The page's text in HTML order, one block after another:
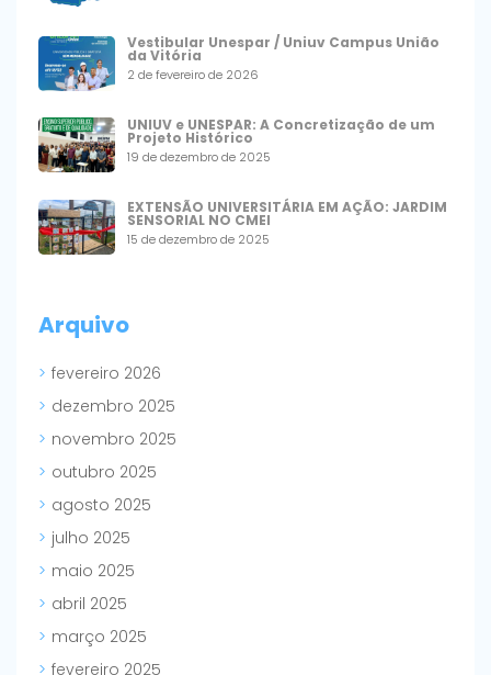
Vestibular Unespar / Uniuv Campus União
da Vitória
2 de fevereiro de 2026
UNIUV e UNESPAR: A Concretização de um
Projeto Histórico
19 de dezembro de 2025
EXTENSÃO UNIVERSITÁRIA EM AÇÃO: JARDIM
SENSORIAL NO CMEI
15 de dezembro de 2025
Arquivo
fevereiro 2026
dezembro 2025
novembro 2025
outubro 2025
agosto 2025
julho 2025
maio 2025
abril 2025
março 2025
fevereiro 2025